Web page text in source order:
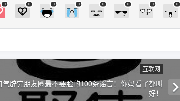
0 0 0 0 0 0 0 0
立刻支付
立刻支付
互联网
气辟完朋友圈最不要脸的100条谣言！你妈看了都叫
好！
6位以上
找回